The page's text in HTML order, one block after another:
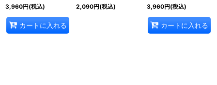
3,960円(税込)
カートに入れる
2,090円(税込)
3,960円(税込)
カートに入れる